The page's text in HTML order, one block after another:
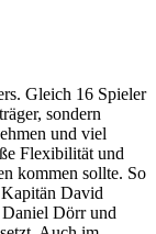
Gleich 16 Spieler
sondern
und viel
Flexibilität und
kommen sollte. So
David
Dörr und